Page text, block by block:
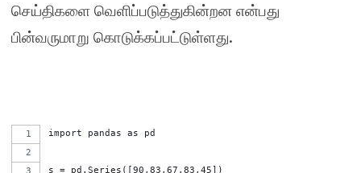
செய்திகளை வெளிப்படுத்துகின்றன என்பது
பின்வருமாறு கொடுக்கப்பட்டுள்ளது.
import pandas as pd
s = pd.Series([90,83,67,83,45])